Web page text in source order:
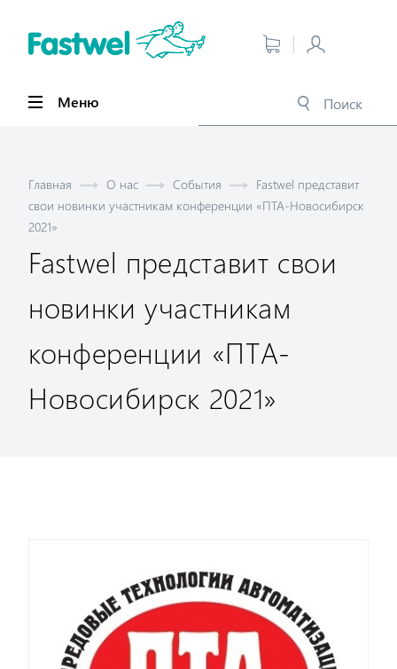
Главная О нас События
Fastwel представит
свои новинки участникам конференции «ПТА-Новосибирск
2021»
Fastwel представит свои
новинки участникам
конференции «ПТА-
Новосибирск 2021»
Меню